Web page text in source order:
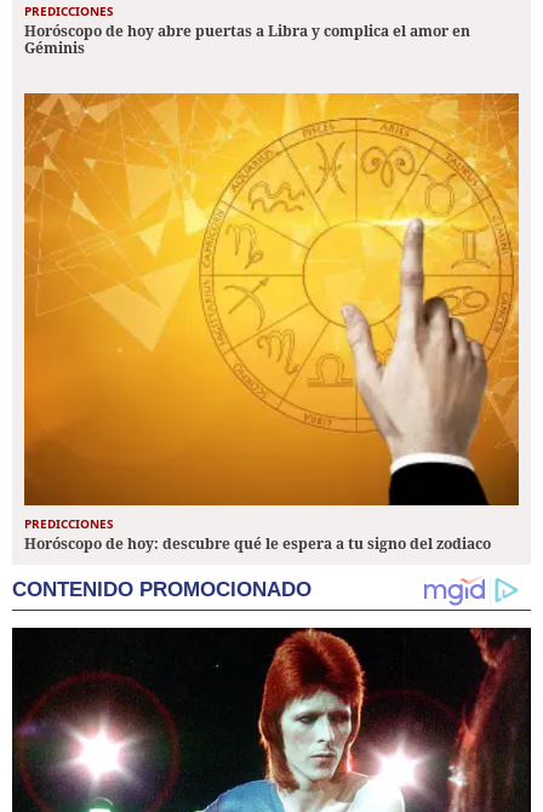
PREDICCIONES
Horóscopo de hoy abre puertas a Libra y complica el amor en
Géminis
PREDICCIONES
Horóscopo de hoy: descubre qué le espera a tu signo del zodiaco
CONTENIDO PROMOCIONADO